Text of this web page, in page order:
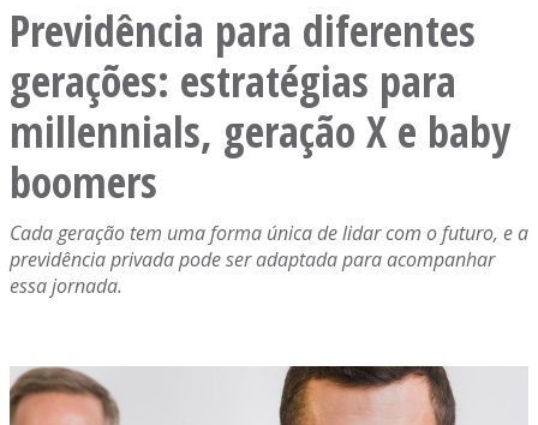
Previdência para diferentes
gerações: estratégias para
millennials, geração X e baby
boomers
Cada geração tem uma forma única de lidar com o futuro, e a
previdência privada pode ser adaptada para acompanhar
essa jornada.